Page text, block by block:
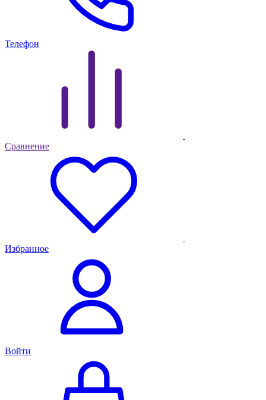
Телефон
Сравнение
Избранное
Войти